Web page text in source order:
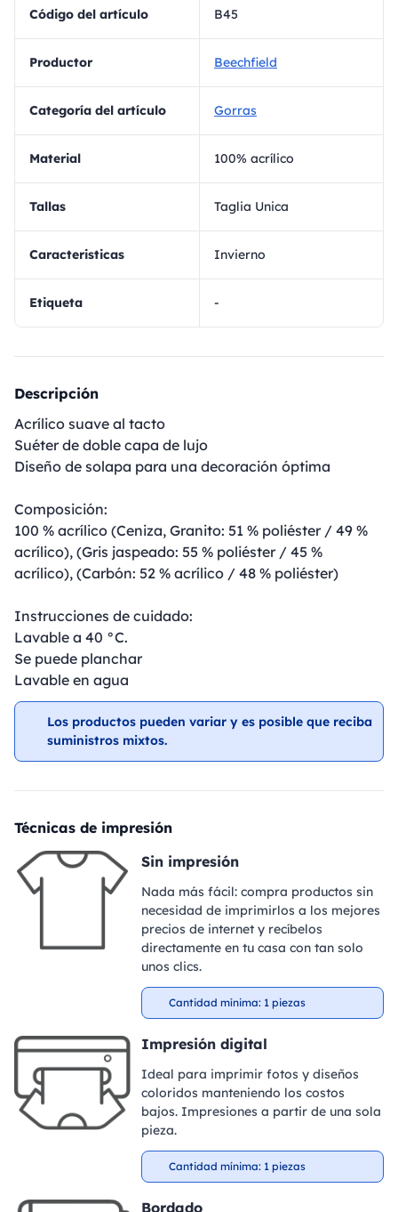
Código del artículo B45
Productor Beechfield
Categoría del artículo Gorras
Material 100% acrílico
Tallas Taglia Unica
Caracteristicas Invierno
Etiqueta -
Descripción
Acrílico suave al tacto
Suéter de doble capa de lujo
Diseño de solapa para una decoración óptima
Composición:
100 % acrílico (Ceniza, Granito: 51 % poliéster / 49 %
acrílico), (Gris jaspeado: 55 % poliéster / 45 %
acrílico), (Carbón: 52 % acrílico / 48 % poliéster)
Instrucciones de cuidado:
Lavable a 40 °C.
Se puede planchar
Lavable en agua
Los productos pueden variar y es posible que reciba
suministros mixtos.
Técnicas de impresión
Sin impresión
Nada más fácil: compra productos sin
necesidad de imprimirlos a los mejores
precios de internet y recíbelos
directamente en tu casa con tan solo
unos clics.
Cantidad mínima: 1 piezas
Impresión digital
Ideal para imprimir fotos y diseños
coloridos manteniendo los costos
bajos. Impresiones a partir de una sola
pieza.
Cantidad mínima: 1 piezas
Bordado